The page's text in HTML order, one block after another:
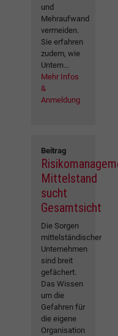
und
Mehraufwand
vermeiden.
Sie erfahren
zudem, wie
Untern...
Mehr Infos
&
Anmeldung
Beitrag
Mittelstand
sucht
Gesamtsicht
Die Sorgen
mittelständischer
Unternehmen
sind breit
gefächert.
Das Wissen
um die
Gefahren für
die eigene
Organisation